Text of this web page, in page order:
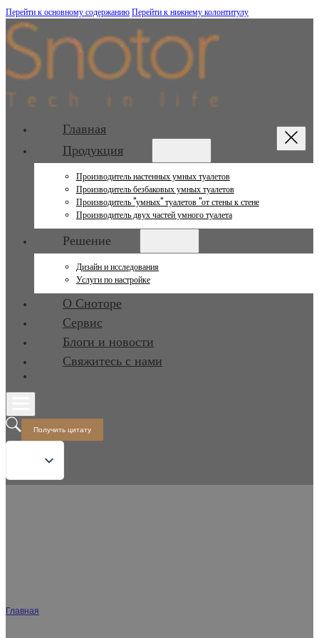
Перейти к основному содержаниюПерейти к нижнему колонтитулу
Главная
Продукция
Производитель настенных умных туалетов
Производитель безбаковых умных туалетов
Производитель "умных" туалетов "от стены к стене
Производитель двух частей умного туалета
Решение
Дизайн и исследования
Услуги по настройке
О Сноторе
Сервис
Блоги и новости
Свяжитесь с нами
Получить цитату
Главная